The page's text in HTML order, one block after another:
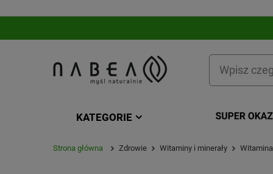
KATEGORIE
Strona główna Zdrowie Witaminy i minerały